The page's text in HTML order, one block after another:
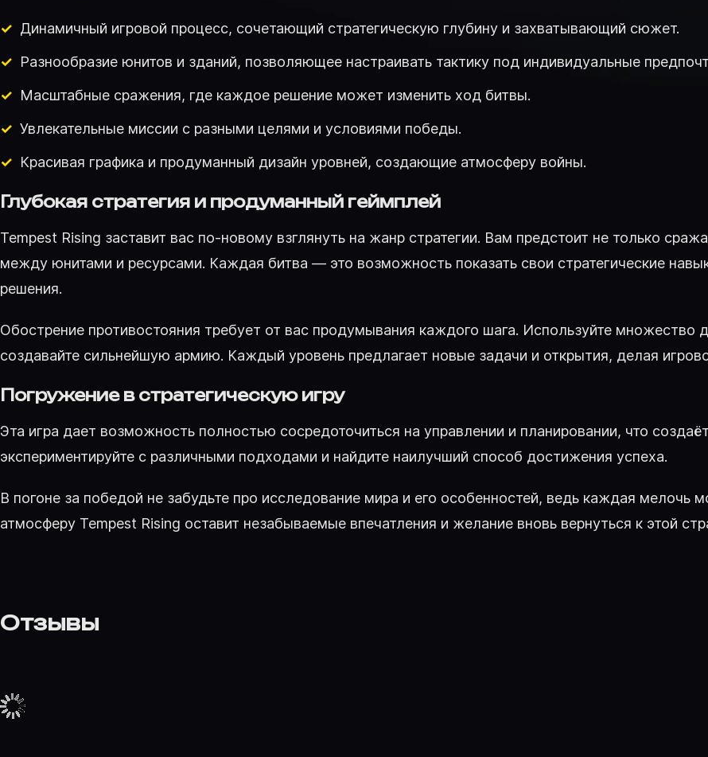
Динамичный игровой процесс, сочетающий стратегическую глубину и захватывающий сюжет.
Разнообразие юнитов и зданий, позволяющее настраивать тактику под индивидуальные
Масштабные сражения, где каждое решение может изменить ход битвы.
Увлекательные миссии с разными целями и условиями победы.
Красивая графика и продуманный дизайн уровней, создающие атмосферу войны.
Глубокая стратегия и продуманный геймплей
Tempest Rising заставит вас по-новому взглянуть на жанр стратегии. Вам предстоит не только
между юнитами и ресурсами. Каждая битва — это возможность показать свои стратегические
решения.
Обострение противостояния требует от вас продумывания каждого шага. Используйте множество
создавайте сильнейшую армию. Каждый уровень предлагает новые задачи и открытия, делая
Погружение в стратегическую игру
Эта игра дает возможность полностью сосредоточиться на управлении и планировании, что
экспериментируйте с различными подходами и найдите наилучший способ достижения успеха.
В погоне за победой не забудьте про исследование мира и его особенностей, ведь каждая мелочь
атмосферу Tempest Rising оставит незабываемые впечатления и желание вновь вернуться к этой
Отзывы